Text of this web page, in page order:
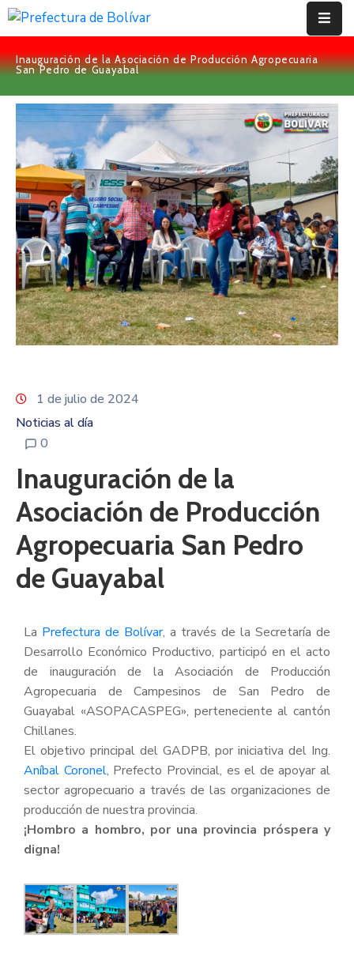
Inicio
Institución
Bolívar
Proyectos
Rendición
De
Cuentas
Transparencia
Contácto
Inauguración de la Asociación de Producción Agropecuaria
San Pedro de Guayabal
1 de julio de 2024
Noticias al día
0
Inauguración de la
Asociación de Producción
Agropecuaria San Pedro
de Guayabal
La Prefectura de Bolívar, a través de la Secretaría de
Desarrollo Económico Productivo, participó en el acto
de inauguración de la Asociación de Producción
Agropecuaria de Campesinos de San Pedro de
Guayabal «ASOPACASPEG», perteneciente al cantón
Chillanes.
El objetivo principal del GADPB, por iniciativa del Ing.
Aníbal Coronel, Prefecto Provincial, es el de apoyar al
sector agropecuario a través de las organizaciones de
producción de nuestra provincia.
¡Hombro a hombro, por una provincia próspera y
digna!